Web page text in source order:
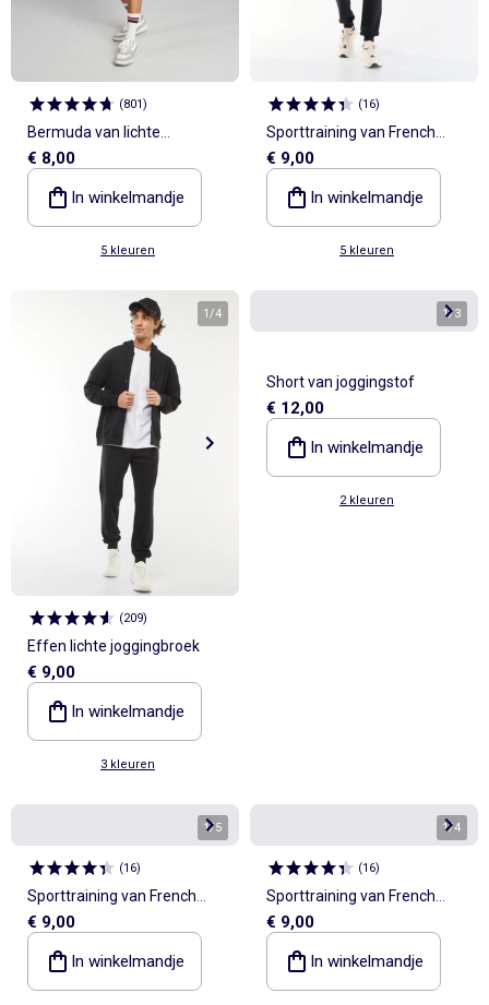
(801)
Bermuda van lichte
joggingstof
€ 8,00
In winkelmandje
5 kleuren
(16)
Sporttraining van French
Terry
€ 9,00
In winkelmandje
5 kleuren
1/4
(209)
Effen lichte joggingbroek
€ 9,00
In winkelmandje
3 kleuren
1/3
Short van joggingstof
€ 12,00
In winkelmandje
2 kleuren
1/5
(16)
Sporttraining van French
Terry
€ 9,00
In winkelmandje
1/4
(16)
Sporttraining van French
Terry
€ 9,00
In winkelmandje